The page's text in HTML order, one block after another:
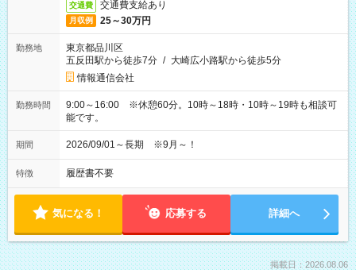
交通費 交通費支給あり
月収例 25～30万円
勤務地
東京都品川区
五反田駅から徒歩7分 / 大崎広小路駅から徒歩5分
情報通信会社
勤務時間
9:00～16:00 ※休憩60分。10時～18時・10時～19時も相談可
能です。
期間 2026/09/01～長期 ※9月～！
特徴 履歴書不要
気になる！ 応募する 詳細へ
掲載日：2026.08.06